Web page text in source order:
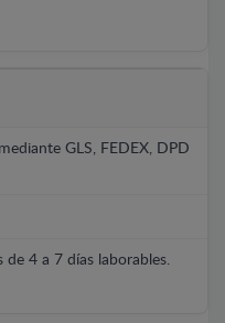
GLS, FEDEX, DPD
de 4 a 7 días laborables.